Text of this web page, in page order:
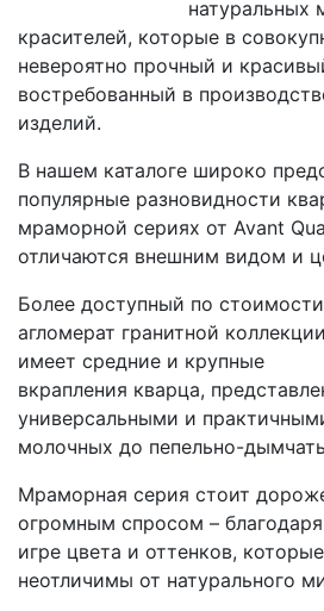
натуральных
красителей, которые в
невероятно прочный и
востребованный в
изделий.
В нашем каталоге широко
популярные разновидности
мраморной сериях от Avant
отличаются внешним видом и
Более доступный по стоимости
агломерат гранитной коллекции
имеет средние и крупные
вкрапления кварца,
универсальными и
молочных до пепельно-
Мраморная серия стоит
огромным спросом –
игре цвета и оттенков,
неотличимы от натурального